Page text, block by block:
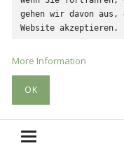
gehen wir davon
Website akzeptieren.
More Information
OK